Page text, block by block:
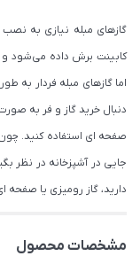
گازهای مبله نیازی به
کابینت برش داده می‌شود
اما گازهای مبله فردار به
دنبال خرید گاز و فر به
صفحه ای استفاده کنید.
جایی در آشپزخانه در نظر
دارید، گاز رومیزی یا صفحه
مشخصات محصول